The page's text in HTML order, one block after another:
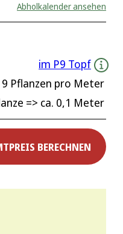
Abholkalender ansehen
im P9 Topf
9 Pflanzen pro Meter
=> ca. 0,1 Meter
BERECHNEN